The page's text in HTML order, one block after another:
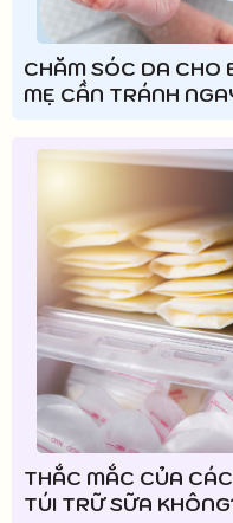
CHĂM SÓC DA CHO
MẸ CẦN TRÁNH
THẮC MẮC CỦA
TÚI TRỮ SỮA